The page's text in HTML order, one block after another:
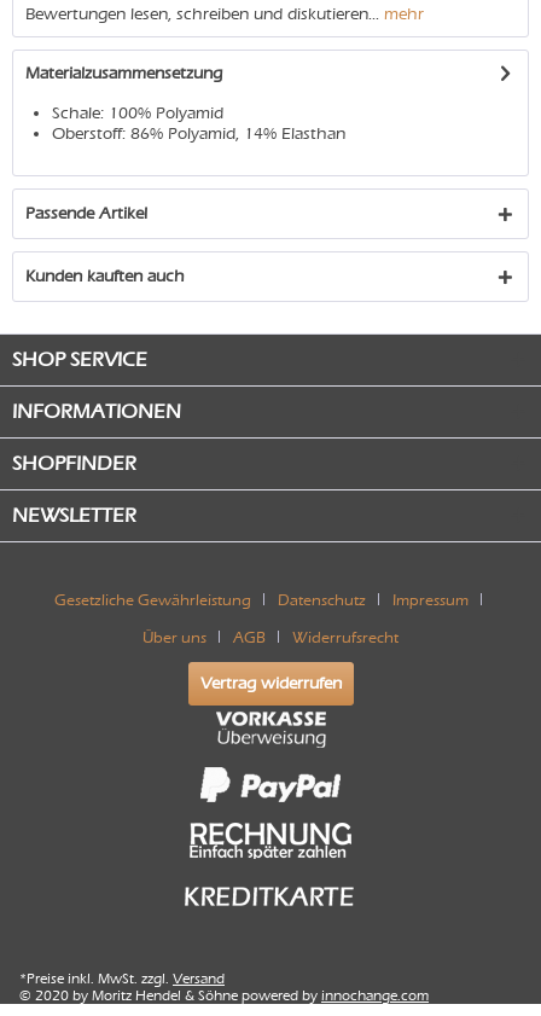
Bewertungen lesen, schreiben und diskutieren... mehr
Materialzusammensetzung
Schale: 100% Polyamid
Oberstoff: 86% Polyamid, 14% Elasthan
Passende Artikel
Kunden kauften auch
SHOP SERVICE
INFORMATIONEN
SHOPFINDER
NEWSLETTER
Gesetzliche Gewährleistung Datenschutz Impressum
Über uns AGB Widerrufsrecht
Vertrag widerrufen
*Preise inkl. MwSt. zzgl. Versand
© 2020 by Moritz Hendel & Söhne powered by innochange.com